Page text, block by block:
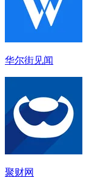
华尔街见闻
聚财网